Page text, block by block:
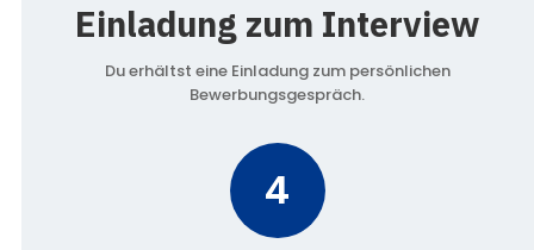
Einladung zum Interview
Du erhältst eine Einladung zum persönlichen
Bewerbungsgespräch.
4